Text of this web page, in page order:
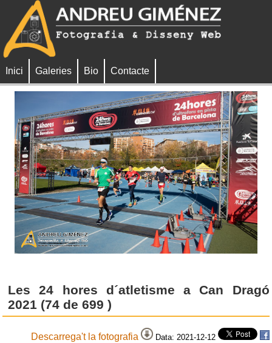
Inici Galeries Bio Contacte
Les 24 hores d´atletisme a Can Dragó
2021 (74 de 699 )
Descarrega't la fotografia Data: 2021-12-12